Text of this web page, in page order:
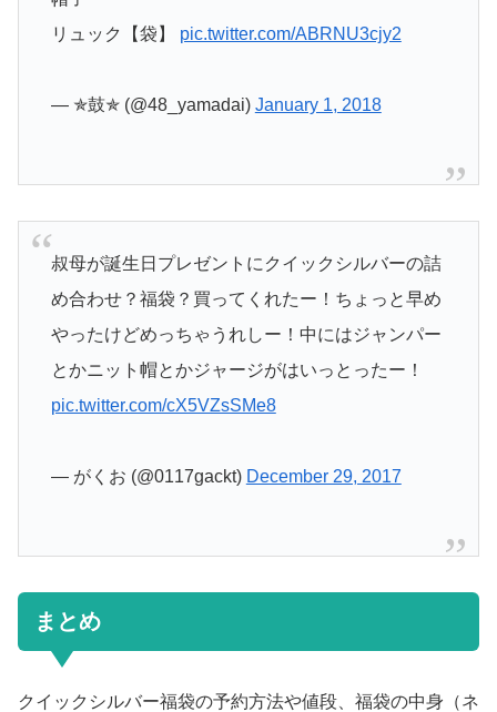
リュック【袋】 pic.twitter.com/ABRNU3cjy2
— ✯鼓✯ (@48_yamadai) January 1, 2018
叔母が誕生日プレゼントにクイックシルバーの詰
め合わせ？福袋？買ってくれたー！ちょっと早め
やったけどめっちゃうれしー！中にはジャンパー
とかニット帽とかジャージがはいっとったー！
pic.twitter.com/cX5VZsSMe8
— がくお (@0117gackt) December 29, 2017
まとめ
クイックシルバー福袋の予約方法や値段、福袋の中身（ネ